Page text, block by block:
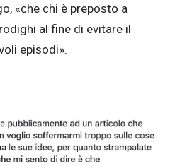
«che chi è preposto a
al fine di evitare il
episodi».